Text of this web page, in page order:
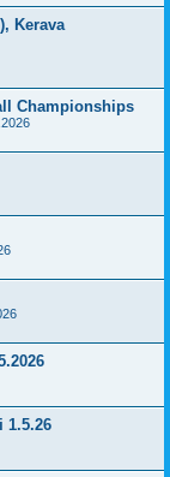
Kerava
Championships
1.5.26